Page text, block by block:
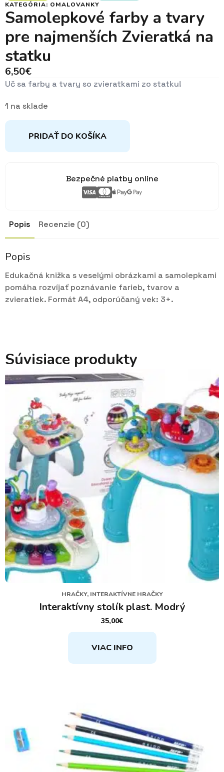
KATEGÓRIA: OMALOVANKY
Samolepkové farby a tvary
pre najmenších Zvieratká na
statku
6,50€
Uč sa farby a tvary so zvieratkami zo statku!
1 na sklade
PRIDAŤ DO KOŠÍKA
Bezpečné platby online
Popis Recenzie (0)
Popis
Edukačná knižka s veselými obrázkami a samolepkami
pomáha rozvíjať poznávanie farieb, tvarov a
zvieratiek. Formát A4, odporúčaný vek: 3+.
Súvisiace produkty
HRAČKY, INTERAKTÍVNE HRAČKY
Interaktívny stolík plast. Modrý
35,00€
VIAC INFO